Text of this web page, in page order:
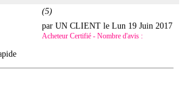
(5)
par UN CLIENT leLun 19 Juin 2017
Acheteur Certifié - Nombre d'avis :